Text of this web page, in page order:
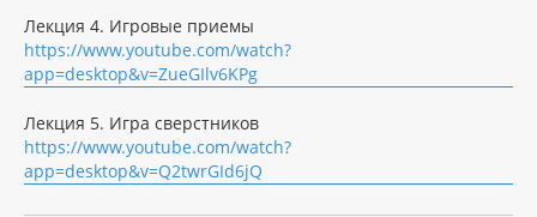
Лекция 4. Игровые приемы
https://www.youtube.com/watch?
app=desktop&v=ZueGIlv6KPg
Лекция 5. Игра сверстников
https://www.youtube.com/watch?
app=desktop&v=Q2twrGId6jQ